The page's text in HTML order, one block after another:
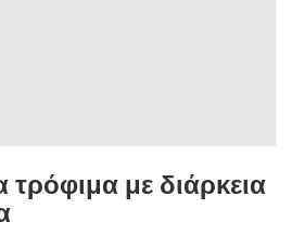
τρόφιμα με διάρκεια